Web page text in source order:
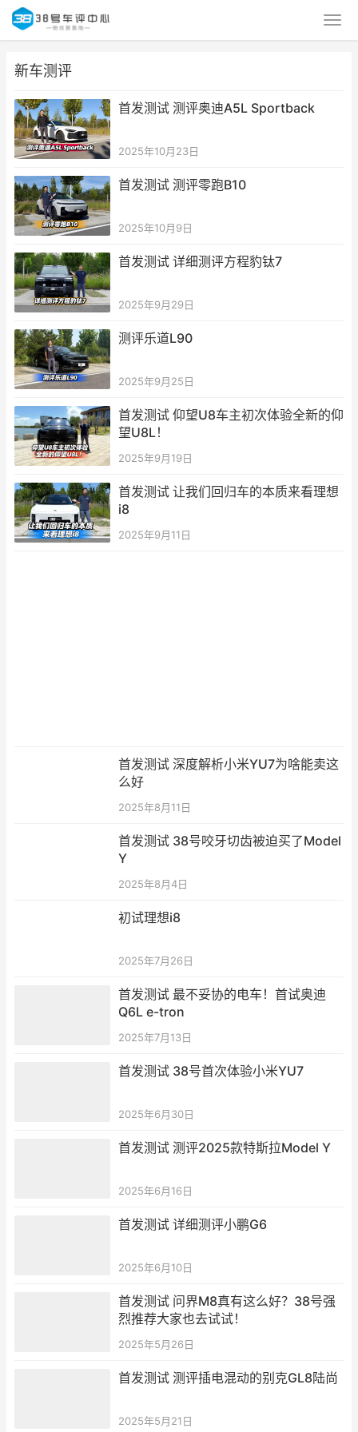
新车测评
首发测试 测评奥迪A5L Sportback
2025年10月23日
首发测试 测评零跑B10
2025年10月9日
首发测试 详细测评方程豹钛7
2025年9月29日
测评乐道L90
2025年9月25日
首发测试 仰望U8车主初次体验全新的仰
望U8L！
2025年9月19日
首发测试 让我们回归车的本质来看理想
i8
2025年9月11日
首发测试 深度解析小米YU7为啥能卖这
么好
2025年8月11日
首发测试 38号咬牙切齿被迫买了Model
Y
2025年8月4日
初试理想i8
2025年7月26日
首发测试 最不妥协的电车！首试奥迪
Q6L e-tron
2025年7月13日
首发测试 38号首次体验小米YU7
2025年6月30日
首发测试 测评2025款特斯拉Model Y
2025年6月16日
首发测试 详细测评小鹏G6
2025年6月10日
首发测试 问界M8真有这么好？38号强
烈推荐大家也去试试！
2025年5月26日
首发测试 测评插电混动的别克GL8陆尚
2025年5月21日